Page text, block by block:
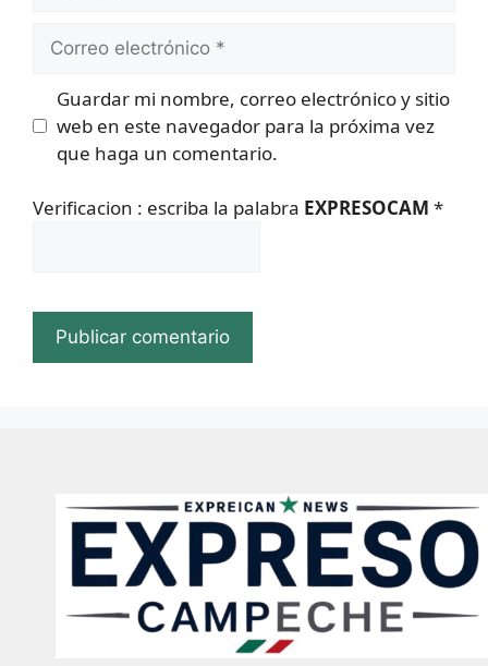
electrónico
Guardar mi nombre, correo electrónico y sitio
web en este navegador para la próxima vez
que haga un comentario.
Verificacion : escriba la palabra EXPRESOCAM *